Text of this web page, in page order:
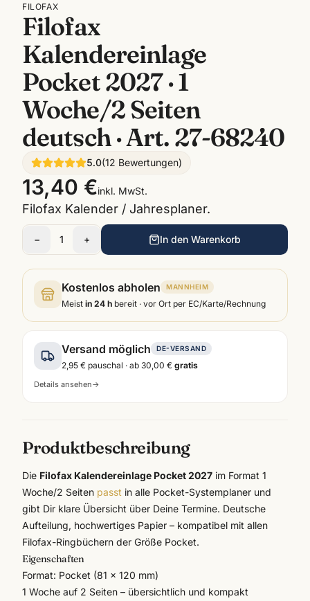
FILOFAX
Filofax
Kalendereinlage
Pocket 2027 · 1
Woche/2 Seiten
deutsch · Art. 27-68240
5.0(12 Bewertungen)
13,40 €inkl. MwSt.
Filofax Kalender / Jahresplaner.
− 1 + In den Warenkorb
Kostenlos abholen MANNHEIM
Meist in 24 h bereit · vor Ort per EC/Karte/Rechnung
Versand möglich DE-VERSAND
2,95 € pauschal · ab 30,00 € gratis
Details ansehen→
Produktbeschreibung
Die Filofax Kalendereinlage Pocket 2027 im Format 1
Woche/2 Seiten passt in alle Pocket-Systemplaner und
gibt Dir klare Übersicht über Deine Termine. Deutsche
Aufteilung, hochwertiges Papier – kompatibel mit allen
Filofax-Ringbüchern der Größe Pocket.
Eigenschaften
Format: Pocket (81 x 120 mm)
1 Woche auf 2 Seiten – übersichtlich und kompakt